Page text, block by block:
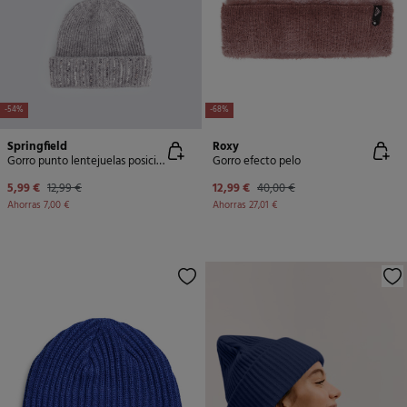
-54%
Springfield
Gorro punto lentejuelas posicionadas
5,99 € 12,99 €
Ahorras 7,00 €
-68%
Roxy
Gorro efecto pelo
12,99 € 40,00 €
Ahorras 27,01 €